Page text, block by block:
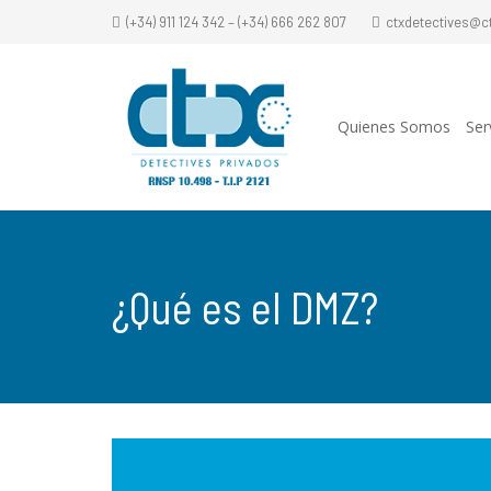
(+34) 911 124 342 – (+34) 666 262 807
Quienes Somos
¿Qué es el DMZ?